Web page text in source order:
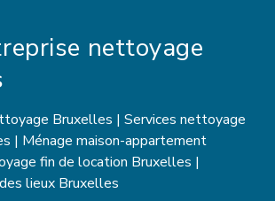
nettoyage
Bruxelles | Services nettoyage
| Ménage maison-appartement
fin de location Bruxelles |
lieux Bruxelles